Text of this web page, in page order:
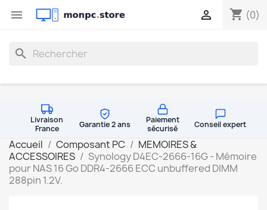
 shopping_cart (0)

search
Livraison
France
Garantie 2 ans
Paiement
sécurisé
Conseil expert
Accueil Composant PC
MEMOIRES &
ACCESSOIRES
Synology D4EC-2666-16G - Mémoire
pour NAS 16 Go DDR4-2666 ECC unbuffered DIMM
288pin 1.2V.